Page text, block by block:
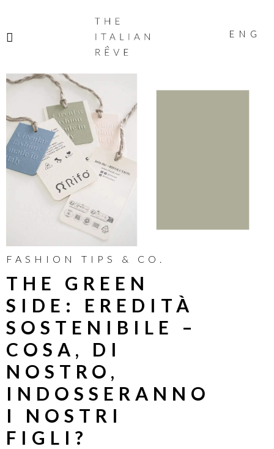
ITALIAN
RÊVE
ENG
FASHION TIPS & CO.
THE GREEN
SIDE: EREDITÀ
SOSTENIBILE –
COSA, DI
NOSTRO,
INDOSSERANNO
I NOSTRI
FIGLI?